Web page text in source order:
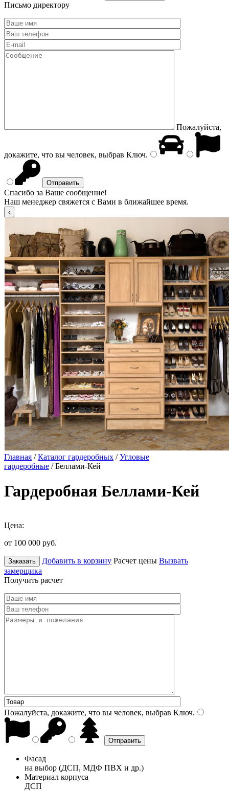
Письмо директору
Пожалуйста,
докажите, что вы человек, выбрав Ключ.
Спасибо за Ваше сообщение!
Наш менеджер свяжется с Вами в ближайшее время.
Главная /Каталог гардеробных /Угловые
гардеробные / Беллами-Кей
Гардеробная Беллами-Кей
Цена:
от 100 000 руб.
Заказать Добавить в корзину Расчет цены Вызвать
замерщика
Получить расчет
Пожалуйста, докажите, что вы человек, выбрав Ключ.
Фасад
на выбор (ДСП, МДФ ПВХ и др.)
Материал корпуса
ДСП